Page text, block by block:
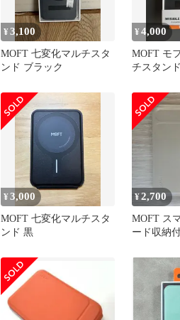
¥3,100
MOFT 七変化マルチスタ
ンド ブラック
¥4,000
MOFT モ
チスタンド
¥3,000
MOFT 七変化マルチスタ
ンド 黒
¥2,700
MOFT ス
ード収納